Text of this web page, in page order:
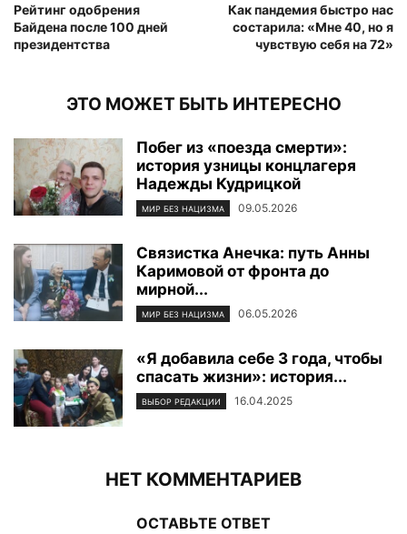
Рейтинг одобрения
Байдена после 100 дней
президентства
Как пандемия быстро нас
состарила: «Мне 40, но я
чувствую себя на 72»
ЭТО МОЖЕТ БЫТЬ ИНТЕРЕСНО
Побег из «поезда смерти»:
история узницы концлагеря
Надежды Кудрицкой
МИР БЕЗ НАЦИЗМА 09.05.2026
Связистка Анечка: путь Анны
Каримовой от фронта до
мирной...
МИР БЕЗ НАЦИЗМА 06.05.2026
«Я добавила себе 3 года, чтобы
спасать жизни»: история...
ВЫБОР РЕДАКЦИИ 16.04.2025
НЕТ КОММЕНТАРИЕВ
ОСТАВЬТЕ ОТВЕТ